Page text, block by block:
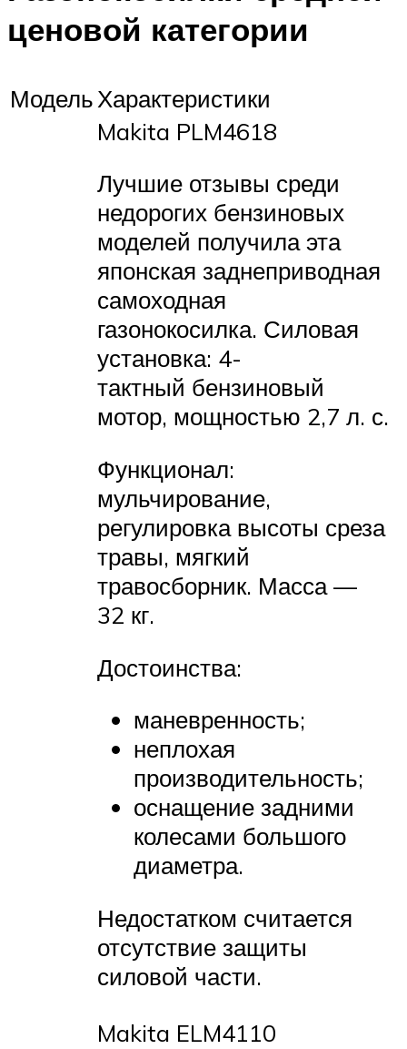
ценовой категории
МодельХарактеристики
Makita PLM4618
Лучшие отзывы среди
недорогих бензиновых
моделей получила эта
японская заднеприводная
самоходная
газонокосилка. Силовая
установка: 4-
тактный бензиновый
мотор, мощностью 2,7 л. с.
Функционал:
мульчирование,
регулировка высоты среза
травы, мягкий
травосборник. Масса —
32 кг.
Достоинства:
маневренность;
неплохая
производительность;
оснащение задними
колесами большого
диаметра.
Недостатком считается
отсутствие защиты
силовой части.
Makita ELM4110